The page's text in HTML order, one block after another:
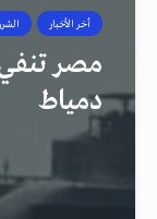
أخر الأخبار
مصر
دمياط